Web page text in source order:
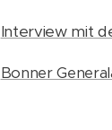
Interview mit
Bonner